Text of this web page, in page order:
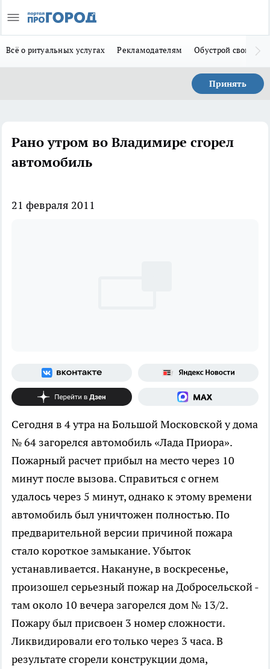
Всё о ритуальных услугах Рекламодателям Обустрой свой дом
Принять
Рано утром во Владимире сгорел
автомобиль
21 февраля 2011
Сегодня в 4 утра на Большой Московской у дома
№ 64 загорелся автомобиль «Лада Приора».
Пожарный расчет прибыл на место через 10
минут после вызова. Справиться с огнем
удалось через 5 минут, однако к этому времени
автомобиль был уничтожен полностью. По
предварительной версии причиной пожара
стало короткое замыкание. Убыток
устанавливается. Накануне, в воскресенье,
произошел серьезный пожар на Добросельской -
там около 10 вечера загорелся дом № 13/2.
Пожару был присвоен 3 номер сложности.
Ликвидировали его только через 3 часа. В
результате сгорели конструкции дома,